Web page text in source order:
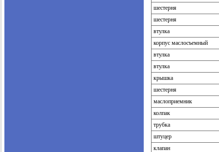
шестерня
шестерня
втулка
корпус маслосъемный
втулка
втулка
крышка
шестерня
маслоприемник
колпак
трубка
штуцер
клапан